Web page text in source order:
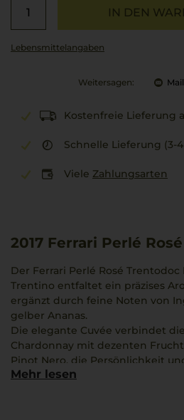
IN DEN
Lebensmittel­angaben
Weitersagen: Mail
Kostenfreie Lieferung
Schnelle Lieferung (3-4
Viele Zahlungsarten
2017 Ferrari Perlé Rosé
Der Ferrari Perlé Rosé
Trentino entfaltet ein präzises
ergänzt durch feine Noten von
gelber Ananas.
Die elegante Cuvée verbindet
Chardonnay mit dezenten
Pinot Nero, die Persönlichkeit
Am Gaumen präsentiert sich
Mehr lesen